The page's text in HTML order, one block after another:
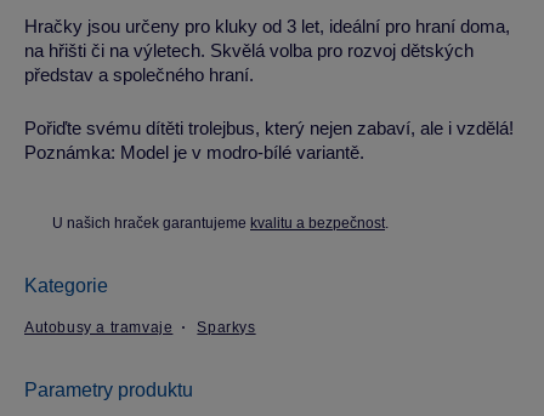
Hračky jsou určeny pro kluky od 3 let, ideální pro hraní doma,
na hřišti či na výletech. Skvělá volba pro rozvoj dětských
představ a společného hraní.
Pořiďte svému dítěti trolejbus, který nejen zabaví, ale i vzdělá!
Poznámka: Model je v modro-bílé variantě.
U našich hraček garantujeme kvalitu a bezpečnost.
Kategorie
Autobusy a tramvaje Sparkys
Parametry produktu